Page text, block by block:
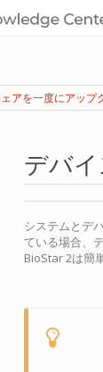
アを一度にアップ
デバ
システムとデ
ている場合、
BioStar 2は簡